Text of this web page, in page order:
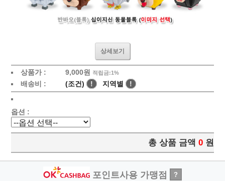
상세보기
상품가 : 9,000원 적립금:1%
배송비 : (조건) ! 지역별 !
옵션 :
총 상품 금액 0 원
포인트사용 가맹점 ?